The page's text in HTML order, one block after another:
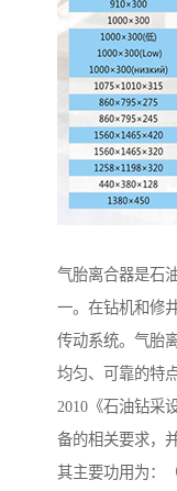
气胎离合器是石
一。在钻机和修
传动系统。气胎
均匀、可靠的特
2010《石油钻采
备的相关要求，
其主要功用为：